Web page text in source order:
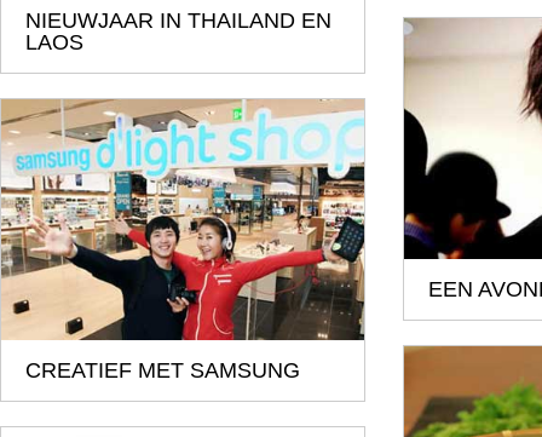
NIEUWJAAR IN THAILAND EN
LAOS
EEN
CREATIEF MET SAMSUNG